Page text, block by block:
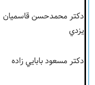
دکتر محمدحسن قاسميان
يزدي
دکتر مسعود بابايي زاده